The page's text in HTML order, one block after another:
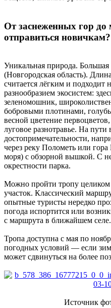
От заснеженных гор
отправиться новичкам?
Уникальная природа. Большая
(Новгородская область).
считается лёгким и подходит
разнообразием экосистем:
зеленомошник,
бобровыми плотинами,
весной цветение
луговое разнотравье. На
достопримечательности,
через реку Полометь или
моря) с обзорной вышкой. С
окрестности парка.
Можно пройти тропу целиком
участок. Классический
опытные туристы нередко
погода испортится или
с маршрута в ближайшем селе.
Тропа доступна с мая по
погодных условий — если
может сдвинуться на более
Источник